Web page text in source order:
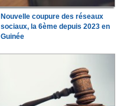
Nouvelle coupure des réseaux
sociaux, la 6ème depuis 2023 en
Guinée